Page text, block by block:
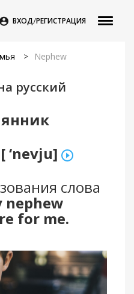
 ВХОД/РЕГИСТРАЦИЯ
> Nephew
русский
[ ‘nevju]
слова
nephew
for me.